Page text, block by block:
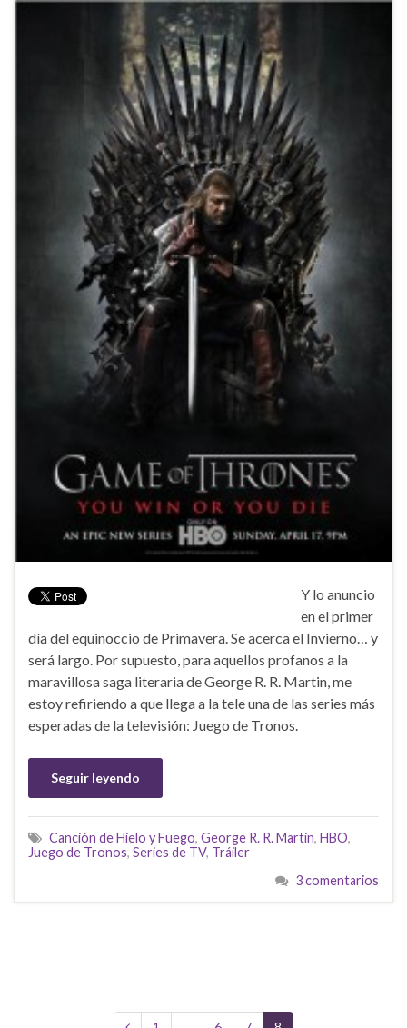
Y lo anuncio
en el primer
día del equinoccio de Primavera. Se acerca el Invierno… y
será largo. Por supuesto, para aquellos profanos a la
maravillosa saga literaria de George R. R. Martin, me
estoy refiriendo a que llega a la tele una de las series más
esperadas de la televisión: Juego de Tronos.
Seguir leyendo
Canción de Hielo y Fuego, George R. R. Martin, HBO,
Juego de Tronos, Series de TV, Tráiler
3 comentarios